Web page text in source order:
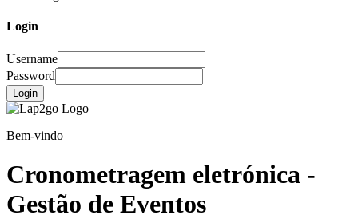
Login
Username
Password
Login
Bem-vindo
Cronometragem eletrónica -
Gestão de Eventos